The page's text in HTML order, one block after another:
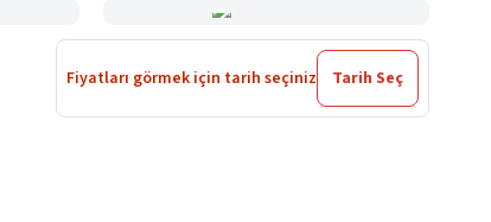
Fiyatları görmek için tarih seçiniz Tarih Seç